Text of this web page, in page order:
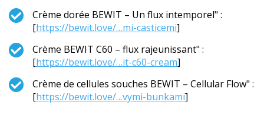
Crème dorée BEWIT – Un flux intemporel" :
[https://bewit.love/…mi-casticemi]
Crème BEWIT C60 – flux rajeunissant" :
[https://bewit.love/…it-c60-cream]
Crème de cellules souches BEWIT – Cellular Flow" :
[https://bewit.love/…vymi-bunkami]